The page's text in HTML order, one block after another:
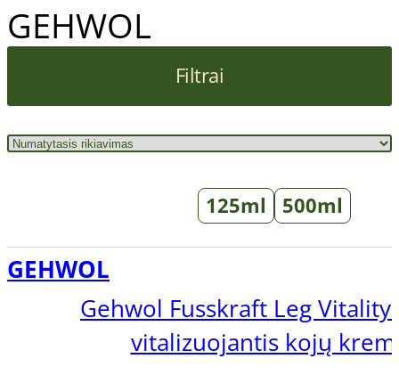
GEHWOL
Filtrai
125ml 500ml
GEHWOL
Gehwol Fusskraft Leg Vitality
vitalizuojantis kojų